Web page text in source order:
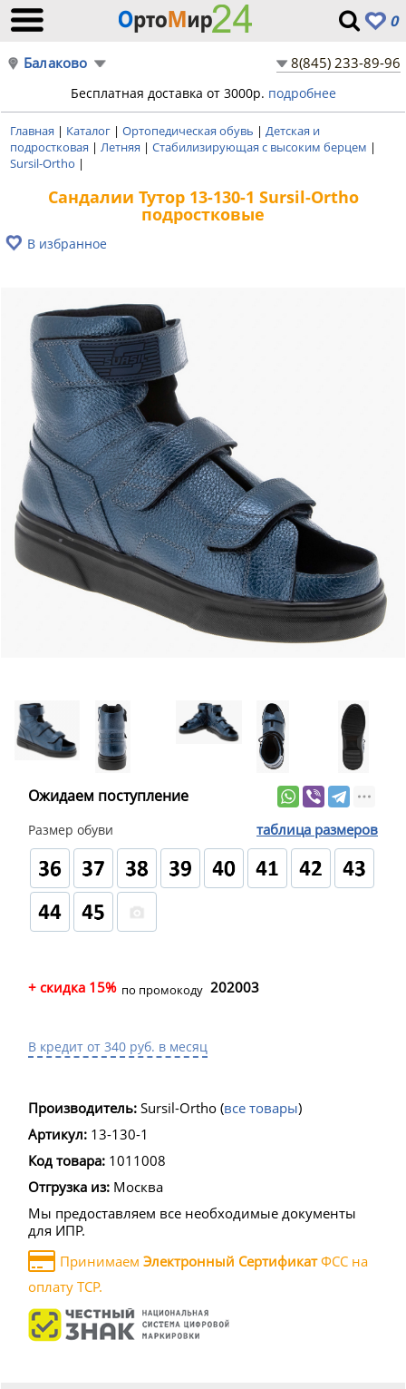
0
Балаково 8(845) 233-89-96
Бесплатная доставка от 3000р. подробнее
Главная | Каталог | Ортопедическая обувь | Детская и
подростковая | Летняя | Стабилизирующая с высоким берцем |
Sursil-Ortho |
Сандалии Тутор 13-130-1 Sursil-Ortho
подростковые
В избранное
Ожидаем поступление
Размер обуви таблица размеров
+ скидка 15% по промокоду 202003
В кредит от 340 руб. в месяц
Производитель: Sursil-Ortho (все товары)
Артикул: 13-130-1
Код товара: 1011008
Отгрузка из: Москва
Мы предоставляем все необходимые документы
для ИПР.
Принимаем Электронный СертификатФСС на
оплату ТСР.